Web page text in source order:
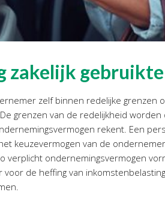
zakelijk
zelf binnen redelijke grenzen
grenzen van de redelijkheid
rekent. Een
keuzevermogen van de
ondernemingsvermogen
de heffing van